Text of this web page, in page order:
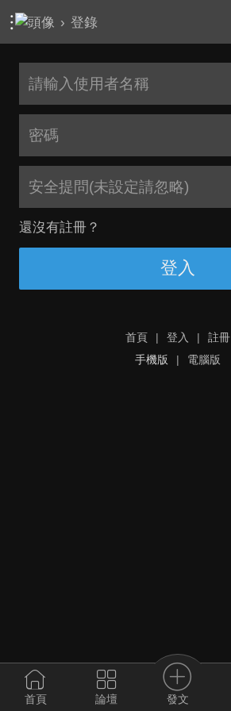
› 登錄
安全提問(未設定請忽略)
還沒有註冊？
登入
首頁 | 登入 |
註冊
手機版
| 電腦版
首頁 論壇 發文